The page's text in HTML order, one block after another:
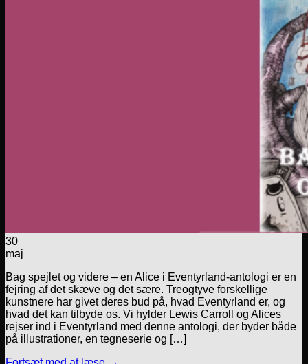
30
maj
Bag spejlet og videre – en Alice i Eventyrland-antologi er en
fejring af det skæve og det sære. Treogtyve forskellige
kunstnere har givet deres bud på, hvad Eventyrland er, og
hvad det kan tilbyde os. Vi hylder Lewis Carroll og Alices
rejser ind i Eventyrland med denne antologi, der byder både
på illustrationer, en tegneserie og […]